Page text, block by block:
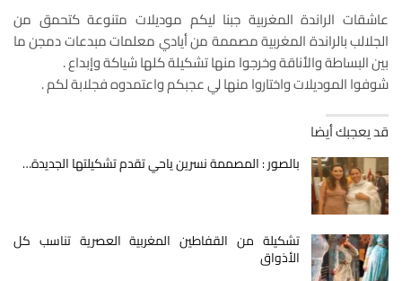
عاشقات الراندة المغربية جبنا ليكم موديلات متنوعة كتحمق من
الجلالب بالراندة المغربية مصممة من أيادي معلمات مبدعات دمجن ما
بين البساطة والأناقة وخرجوا منها تشكيلة كلها شياكة وإبداع .
شوفوا الموديلات واختاروا منها لي عجبكم واعتمدوه فجلابة لكم .
قد يعجبك أيضا
بالصور : المصممة نسرين ياحي تقدم تشكيلتها الجديدة…
تشكيلة من القفاطين المغربية العصرية تناسب كل
الأذواق